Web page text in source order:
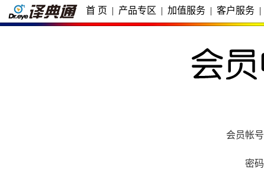
首 页 | 产品专区 | 加值服务 | 客户服务 |
会员帐号
密码